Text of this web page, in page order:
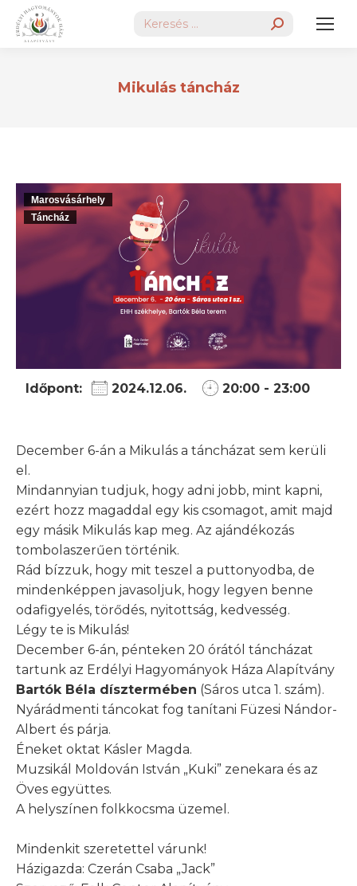
Search:
Mikulás táncház
Marosvásárhely
Táncház
Időpont: 2024.12.06. 20:00 - 23:00
December 6-án a Mikulás a táncházat sem kerüli
el.
Mindannyian tudjuk, hogy adni jobb, mint kapni,
ezért hozz magaddal egy kis csomagot, amit majd
egy másik Mikulás kap meg. Az ajándékozás
tombolaszerűen történik.
Rád bízzuk, hogy mit teszel a puttonyodba, de
mindenképpen javasoljuk, hogy legyen benne
odafigyelés, törődés, nyitottság, kedvesség.
Légy te is Mikulás!
December 6-án, pénteken 20 órától táncházat
tartunk az Erdélyi Hagyományok Háza Alapítvány
Bartók Béla dísztermében (Sáros utca 1. szám).
Nyárádmenti táncokat fog tanítani Füzesi Nándor-
Albert és párja.
Éneket oktat Kásler Magda.
Muzsikál Moldován István „Kuki” zenekara és az
Öves együttes.
A helyszínen folkkocsma üzemel.
Mindenkit szeretettel várunk!
Házigazda: Czerán Csaba „Jack”